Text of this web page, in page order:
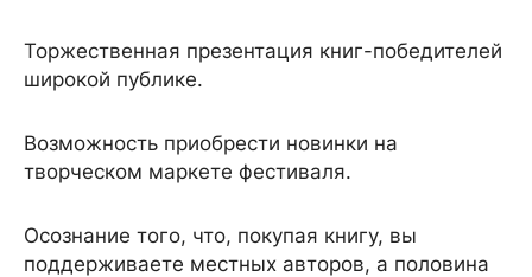
Торжественная презентация книг-победителей
широкой публике.
Возможность приобрести новинки на
творческом маркете фестиваля.
Осознание того, что, покупая книгу, вы
поддерживаете местных авторов, а половина